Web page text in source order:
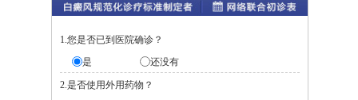
1.您是否已到医院确诊？
是
还没有
2.是否使用外用药物？